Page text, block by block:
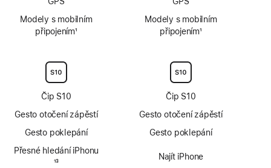
Modely s mobilním
připojením1
Čip S10
Gesto otočení zápěstí
Gesto poklepání
Přesné hledání iPhonu
Poznámka
13
Modely s mobilním
připojením1
Čip S10
Gesto otočení zápěstí
Gesto poklepání
Najít iPhone